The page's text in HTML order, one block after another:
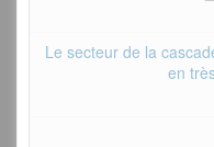
Le secteur de la
en